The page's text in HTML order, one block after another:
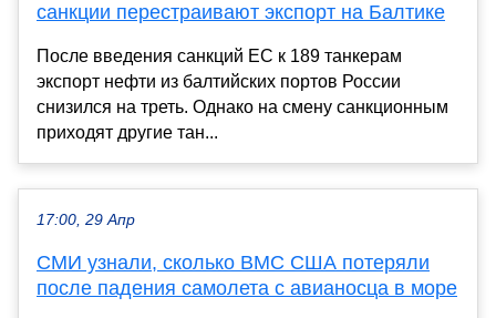
санкции перестраивают экспорт на Балтике
После введения санкций ЕС к 189 танкерам
экспорт нефти из балтийских портов России
снизился на треть. Однако на смену санкционным
приходят другие тан...
17:00, 29 Апр
СМИ узнали, сколько ВМС США потеряли
после падения самолета с авианосца в море